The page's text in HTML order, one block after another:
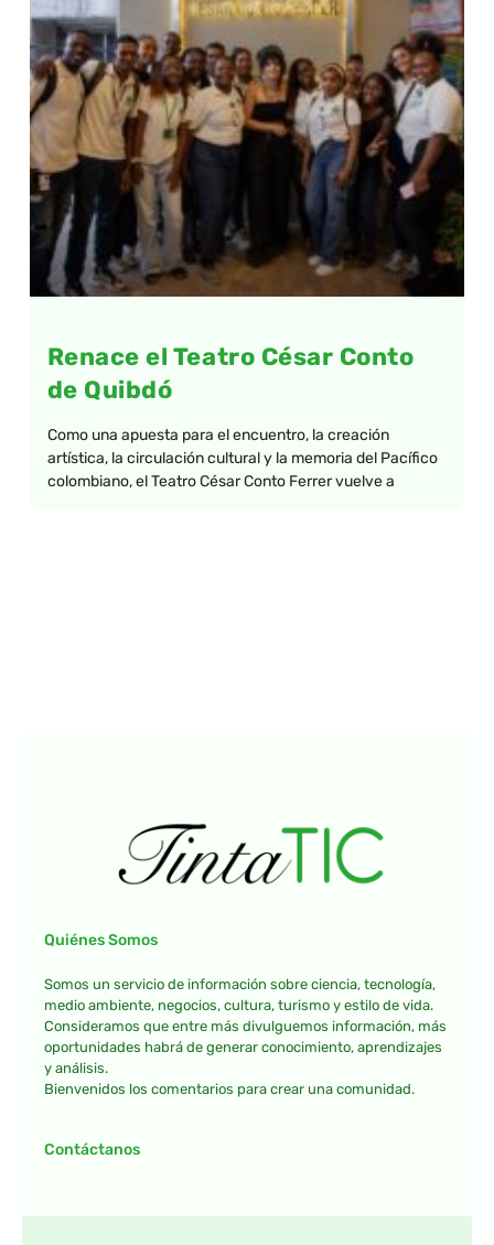
Renace el Teatro César Conto
de Quibdó
Como una apuesta para el encuentro, la creación
artística, la circulación cultural y la memoria del Pacífico
colombiano, el Teatro César Conto Ferrer vuelve a
Quiénes Somos
Somos un servicio de información sobre ciencia, tecnología,
medio ambiente, negocios, cultura, turismo y estilo de vida.
Consideramos que entre más divulguemos información, más
oportunidades habrá de generar conocimiento, aprendizajes
y análisis.
Bienvenidos los comentarios para crear una comunidad.
Contáctanos